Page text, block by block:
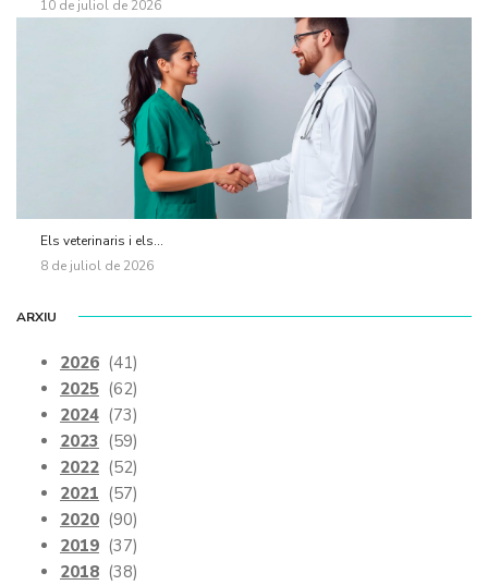
10 de juliol de 2026
Els veterinaris i els...
8 de juliol de 2026
ARXIU
2026 (41)
2025 (62)
2024 (73)
2023 (59)
2022 (52)
2021 (57)
2020 (90)
2019 (37)
2018 (38)